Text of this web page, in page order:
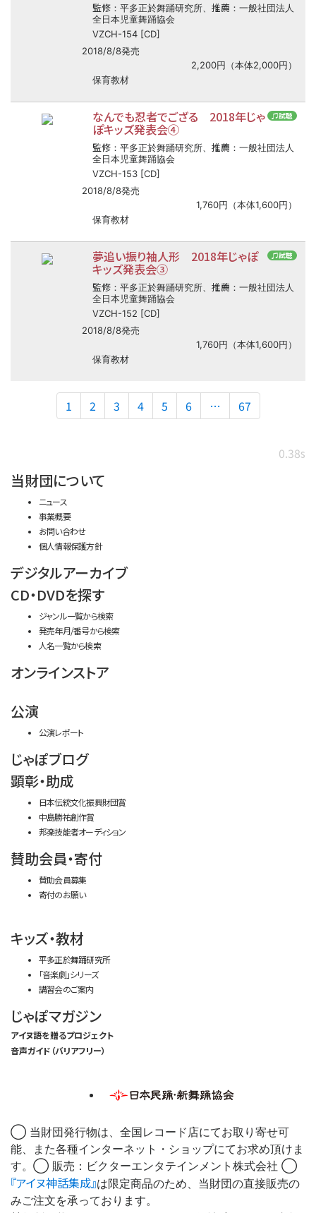
監修 ：平多正於舞踊研究所、 推薦 ：一般社団法人
全日本児童舞踊協会
VZCH-154 [CD]
2018/8/8発売
2,200円（本体2,000円）
保育教材
♫試聴
なんでも忍者でござる 2018年じゃ
ぽキッズ発表会④
監修 ：平多正於舞踊研究所、 推薦 ：一般社団法人
全日本児童舞踊協会
VZCH-153 [CD]
2018/8/8発売
1,760円（本体1,600円）
保育教材
♫試聴
夢追い振り袖人形 2018年じゃぽ
キッズ発表会③
監修 ：平多正於舞踊研究所、 推薦 ：一般社団法人
全日本児童舞踊協会
VZCH-152 [CD]
2018/8/8発売
1,760円（本体1,600円）
保育教材
1 2 3 4 5 6 … 67
0.38s
当財団について
ニュース
事業概要
お問い合わせ
個人情報保護方針
デジタルアーカイブ
CD・DVDを探す
ジャンル一覧から検索
発売年月/番号から検索
人名一覧から検索
オンラインストア
公演
公演レポート
じゃぽブログ
顕彰・助成
日本伝統文化振興財団賞
中島勝祐創作賞
邦楽技能者オーディション
賛助会員・寄付
賛助会員募集
寄付のお願い
キッズ・教材
平多正於舞踊研究所
「音楽劇」シリーズ
講習会のご案内
じゃぽマガジン
アイヌ語を贈るプロジェクト
音声ガイド（バリアフリー）
◯ 当財団発行物は、全国レコード店にてお取り寄せ可
能、また各種インターネット・ショップにてお求め頂けま
す。◯ 販売：ビクターエンタテインメント株式会社 ◯
『アイヌ神話集成』は限定商品のため、当財団の直接販売の
みご注文を承っております。